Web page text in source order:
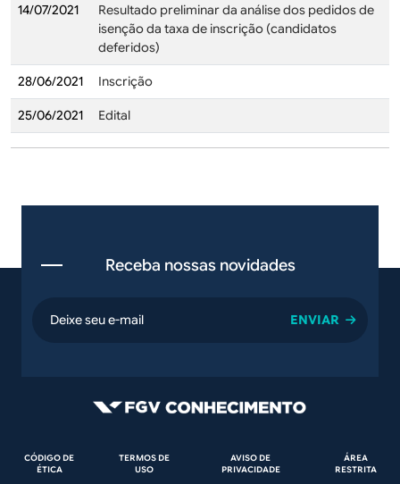
14/07/2021
Resultado preliminar da análise dos pedidos de
isenção da taxa de inscrição (candidatos
deferidos)
28/06/2021 Inscrição
25/06/2021 Edital
Receba nossas novidades
email
Rodapé
CÓDIGO DE
ÉTICA
TERMOS DE
USO
AVISO DE
PRIVACIDADE
ÁREA
RESTRITA